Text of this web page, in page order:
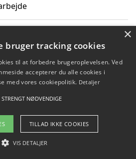
WordPress ekspert og vælg den
at vedligeholde din løsning
2026 - Pilanto Aps
×
bruger tracking cookies
til at forbedre brugeroplevelsen. Ved
accepterer du alle cookies i
med vores cookiepolitik. Detaljer
STRENGT NØDVENDIGE
TILLAD IKKE COOKIES
VIS DETALJER